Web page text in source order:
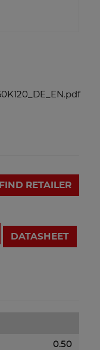
FIND RETAILER
DATASHEET
0.50